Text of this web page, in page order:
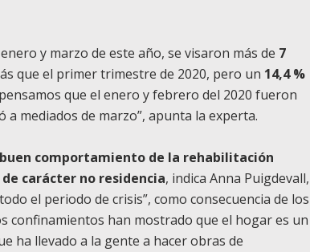
y marzo de este año, se visaron más de 7
que el primer trimestre de 2020, pero un 14,4 %
que el enero y febrero del 2020 fueron
a mediados de marzo”, apunta la experta.
comportamiento de la rehabilitación
carácter no residencia, indica Anna Puigdevall,
el periodo de crisis”, como consecuencia de los
confinamientos han mostrado que el hogar es un
ha llevado a la gente a hacer obras de